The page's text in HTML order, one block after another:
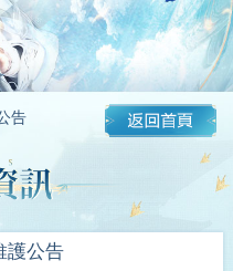
告
護公告